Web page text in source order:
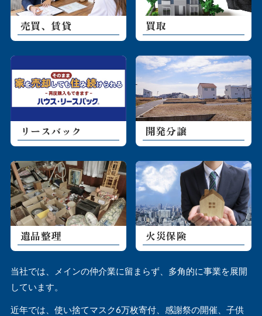
売買、賃貸 買取
リースバック 開発分譲
遺品整理 火災保険
当社では、メインの仲介業に留まらず、多角的に事業を展開
しています。
近年では、使い捨てマスク6万枚寄付、感謝祭の開催、子供